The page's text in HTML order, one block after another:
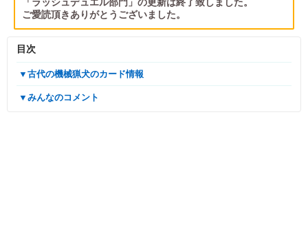
「ラッシュデュエル部門」の更新は終了致しました。
ご愛読頂きありがとうございました。
目次
▼古代の機械猟犬のカード情報
▼みんなのコメント